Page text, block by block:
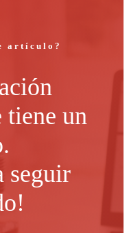
artículo?
tiene un
seguir